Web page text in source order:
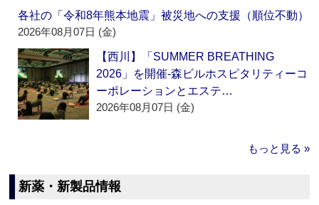
各社の「令和8年熊本地震」被災地への支援（順位不動）
2026年08月07日 (金)
【西川】「SUMMER BREATHING
2026」を開催‐森ビルホスピタリティーコ
ーポレーションとエステ…
2026年08月07日 (金)
もっと見る »
新薬・新製品情報